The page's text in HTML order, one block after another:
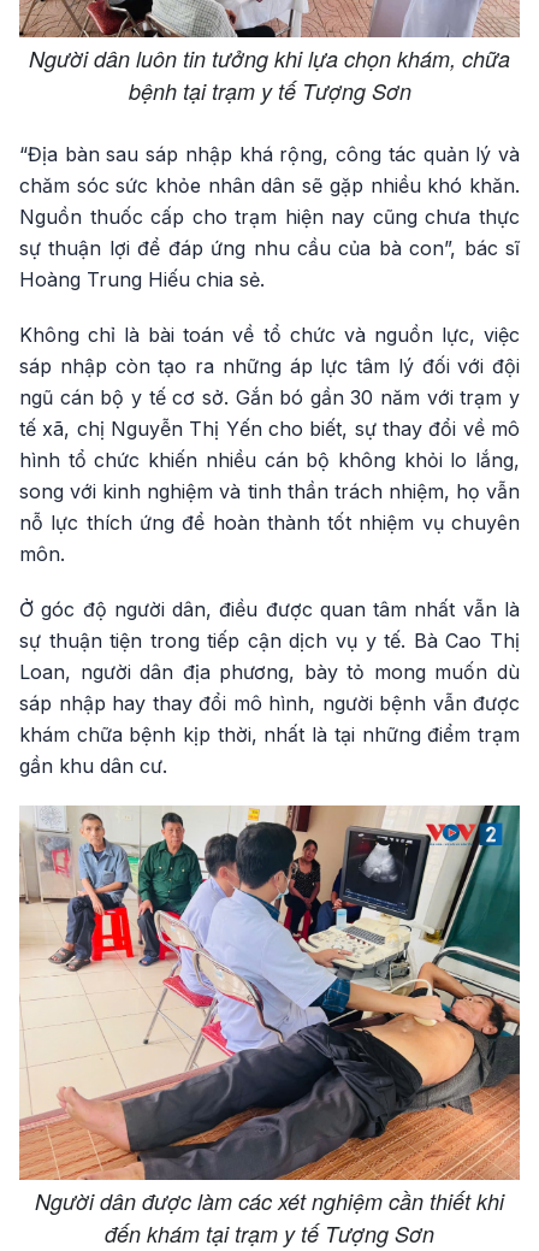
Người dân luôn tin tưởng khi lựa chọn khám, chữa
bệnh tại trạm y tế Tượng Sơn
“Địa bàn sau sáp nhập khá rộng, công tác quản lý và
chăm sóc sức khỏe nhân dân sẽ gặp nhiều khó khăn.
Nguồn thuốc cấp cho trạm hiện nay cũng chưa thực
sự thuận lợi để đáp ứng nhu cầu của bà con”, bác sĩ
Hoàng Trung Hiếu chia sẻ.
Không chỉ là bài toán về tổ chức và nguồn lực, việc
sáp nhập còn tạo ra những áp lực tâm lý đối với đội
ngũ cán bộ y tế cơ sở. Gắn bó gần 30 năm với trạm y
tế xã, chị Nguyễn Thị Yến cho biết, sự thay đổi về mô
hình tổ chức khiến nhiều cán bộ không khỏi lo lắng,
song với kinh nghiệm và tinh thần trách nhiệm, họ vẫn
nỗ lực thích ứng để hoàn thành tốt nhiệm vụ chuyên
môn.
Ở góc độ người dân, điều được quan tâm nhất vẫn là
sự thuận tiện trong tiếp cận dịch vụ y tế. Bà Cao Thị
Loan, người dân địa phương, bày tỏ mong muốn dù
sáp nhập hay thay đổi mô hình, người bệnh vẫn được
khám chữa bệnh kịp thời, nhất là tại những điểm trạm
gần khu dân cư.
Người dân được làm các xét nghiệm cần thiết khi
đến khám tại trạm y tế Tượng Sơn